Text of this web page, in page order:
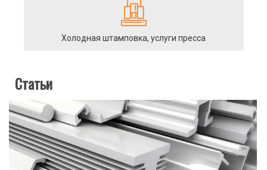
Холодная штамповка, услуги пресса
Статьи